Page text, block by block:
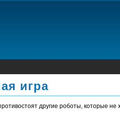
игра
другие роботы, которые не